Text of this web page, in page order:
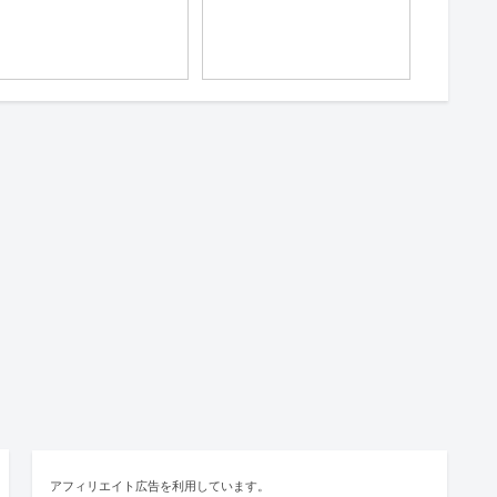
アフィリエイト広告を利用しています。